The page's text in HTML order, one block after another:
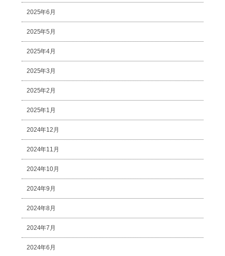
2025年6月
2025年5月
2025年4月
2025年3月
2025年2月
2025年1月
2024年12月
2024年11月
2024年10月
2024年9月
2024年8月
2024年7月
2024年6月